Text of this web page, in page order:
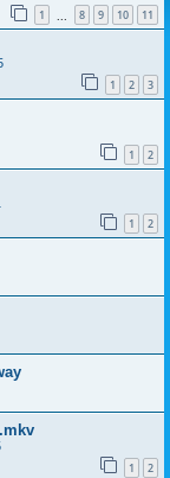
1 8 9 10 11
1 2 3
1 2
1 2
1 2